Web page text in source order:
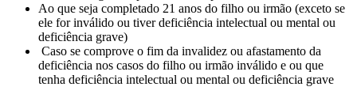
Ao que seja completado 21 anos do filho ou irmão (exceto se
ele for inválido ou tiver deficiência intelectual ou mental ou
deficiência grave)
Caso se comprove o fim da invalidez ou afastamento da
deficiência nos casos do filho ou irmão inválido e ou que
tenha deficiência intelectual ou mental ou deficiência grave